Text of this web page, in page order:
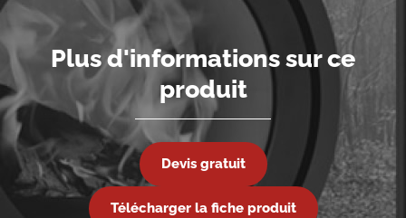
Plus d'informations sur ce
produit
Devis gratuit
Télécharger la fiche produit